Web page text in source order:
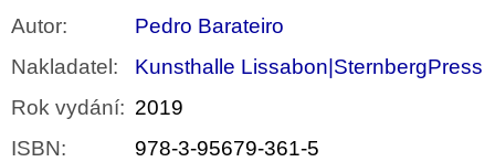
Autor:
Pedro Barateiro
Nakladatel :
Kunsthalle Lissabon|SternbergPress
Rok vydání: 2019
ISBN:
978-3-95679-361-5